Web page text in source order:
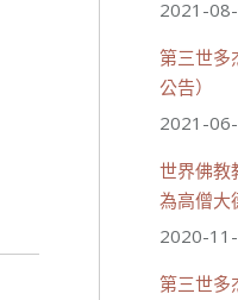
2021-
第三世多
公告）
2021-
世界佛教
為高僧大
2020-
第三世多